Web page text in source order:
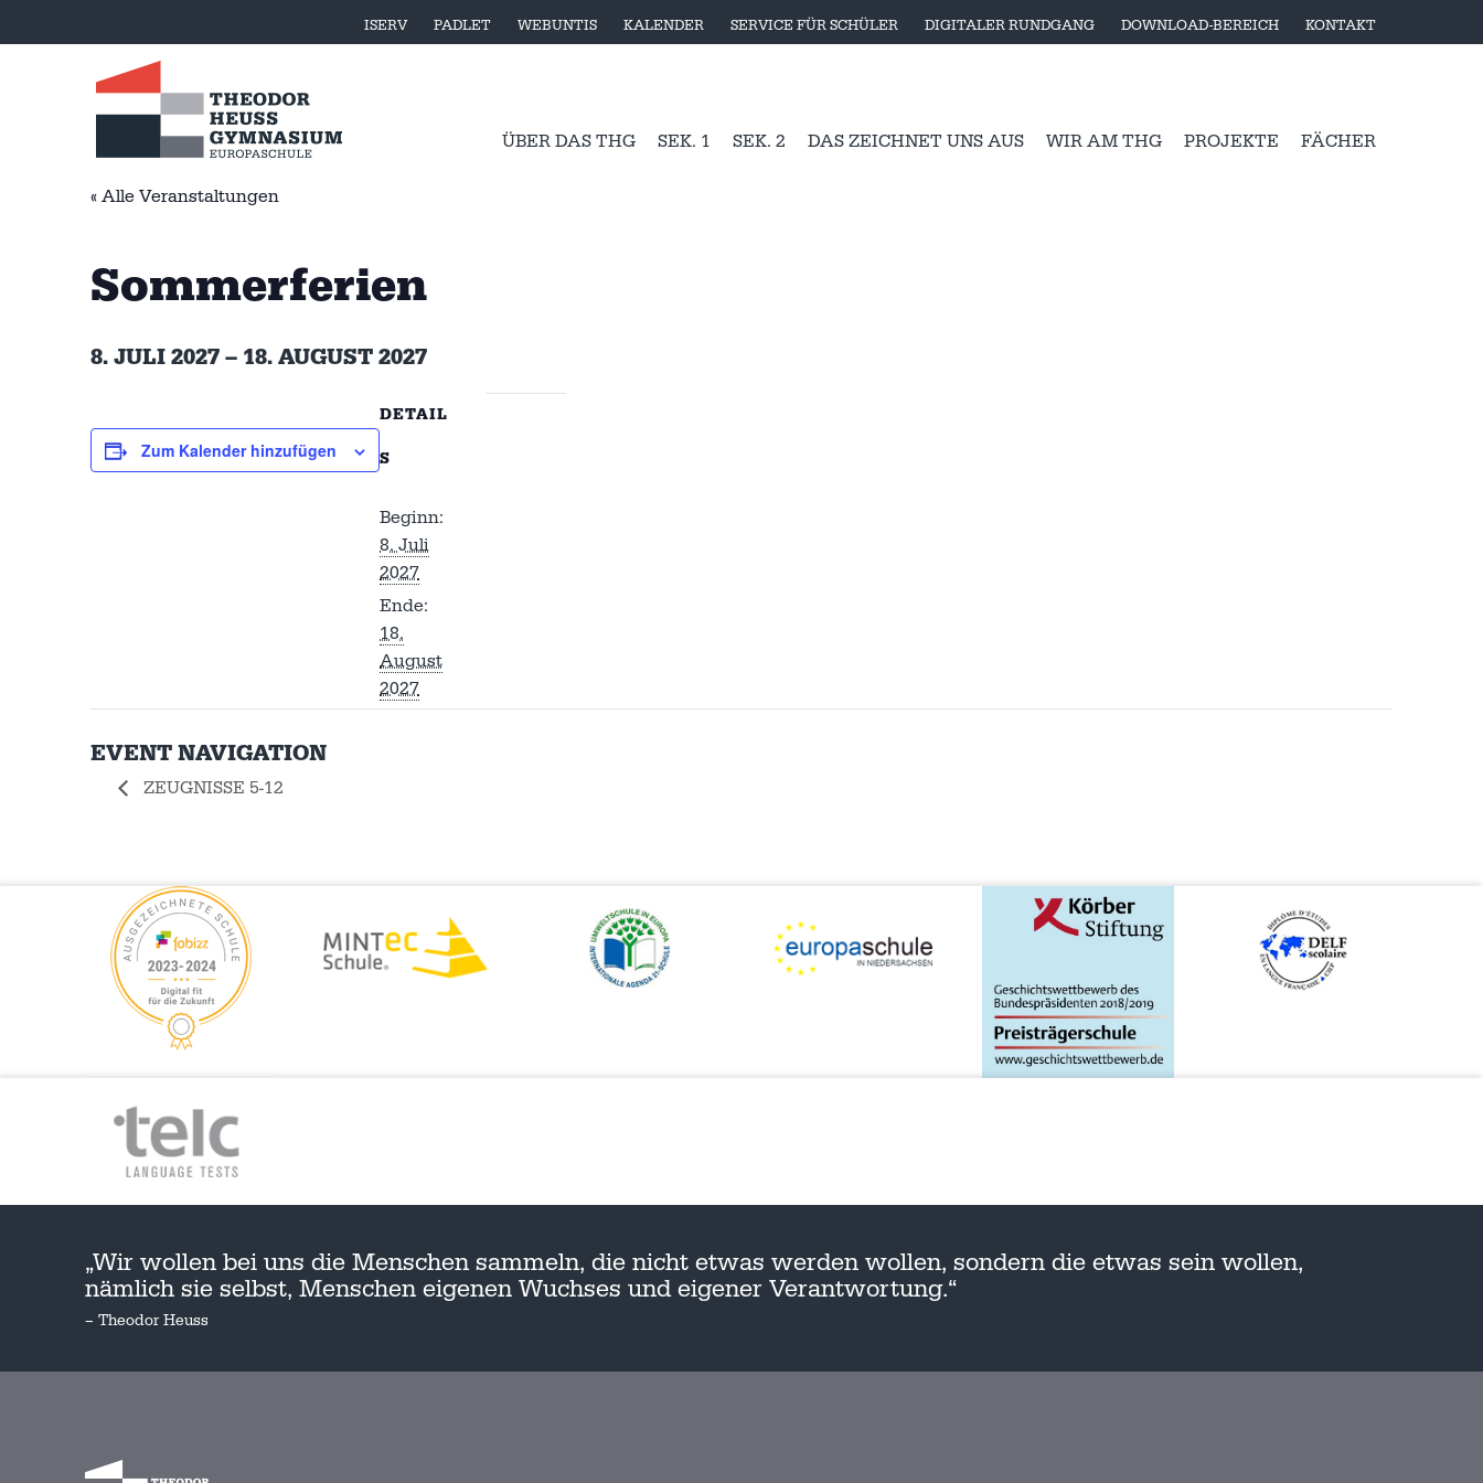
ISERV PADLET WEBUNTIS KALENDER SERVICE FÜR SCHÜLER DIGITALER RUNDGANG DOWNLOAD-BEREICH KONTAKT
ÜBER DAS THG SEK. 1 SEK. 2 DAS ZEICHNET UNS AUS WIR AM THG PROJEKTE FÄCHER
« Alle Veranstaltungen
Sommerferien
8. JULI 2027– 18. AUGUST 2027
Zum Kalender hinzufügen
DETAIL
S
Beginn:
8. Juli
2027
Ende:
18.
August
2027
EVENT NAVIGATION
ZEUGNISSE 5-12
„Wir wollen bei uns die Menschen sammeln, die nicht etwas werden wollen, sondern die etwas sein wollen,
nämlich sie selbst, Menschen eigenen Wuchses und eigener Verantwortung.“
– Theodor Heuss